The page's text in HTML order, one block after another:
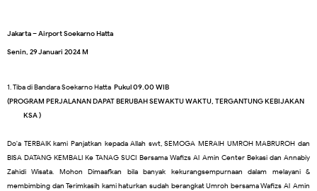
Jakarta – Airport Soekarno Hatta
Senin, 29 Januari 2024M
1. Tiba di Bandara Soekarno Hatta Pukul 09.00 WIB
(PROGRAM PERJALANAN DAPAT BERUBAH SEWAKTU WAKTU, TERGANTUNG KEBIJAKAN
KSA )
Do'a TERBAIKkami Panjatkan kepada Allah swt,SEMOGA MERAIH UMROH MABRUROH dan
BISA DATANG KEMBALI Ke TANAG SUCI Bersama Wafizs Al-Amin Center Bekasi dan Annabiy
Zahidi Wisata. Mohon Dimaafkan bila banyak kekurangsempurnaan dalam melayani &
membimbing dan Terimkasih kami haturkan sudah berangkat Umroh bersama Wafizs Al-Amin